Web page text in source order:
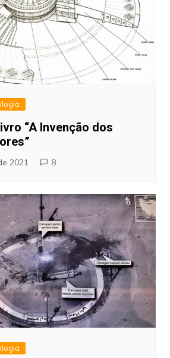
“A Invenção dos
2021 8